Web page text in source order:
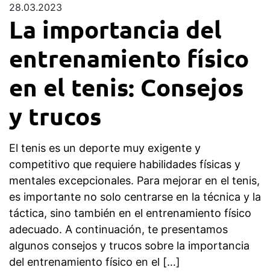
28.03.2023
La importancia del
entrenamiento físico
en el tenis: Consejos
y trucos
El tenis es un deporte muy exigente y
competitivo que requiere habilidades físicas y
mentales excepcionales. Para mejorar en el tenis,
es importante no solo centrarse en la técnica y la
táctica, sino también en el entrenamiento físico
adecuado. A continuación, te presentamos
algunos consejos y trucos sobre la importancia
del entrenamiento físico en el […]